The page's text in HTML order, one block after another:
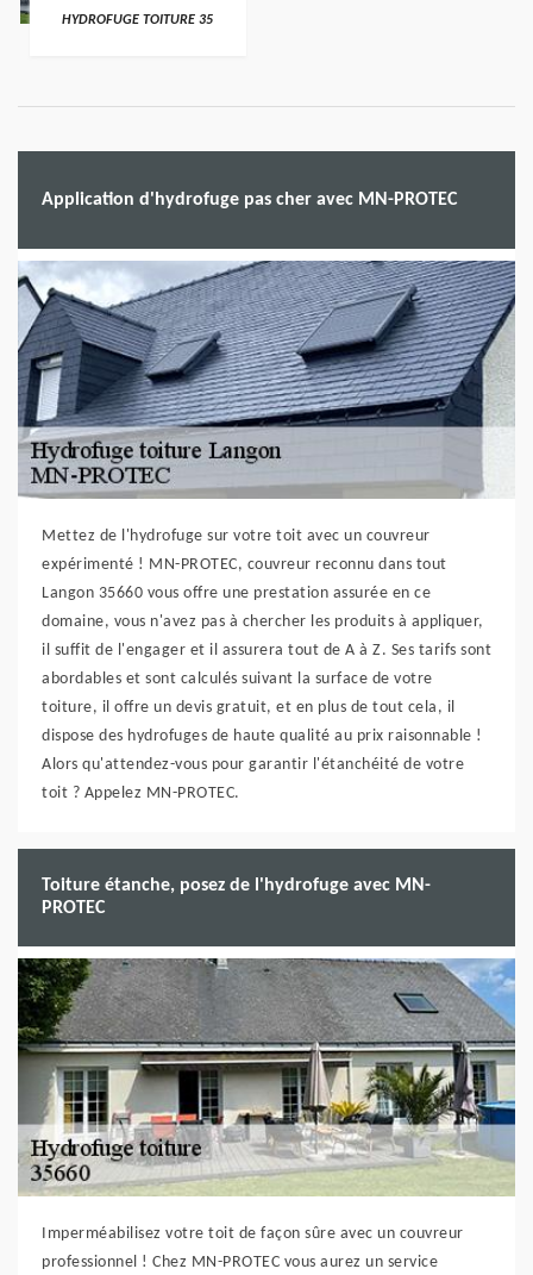
HYDROFUGE TOITURE 35
Application d'hydrofuge pas cher avec MN-PROTEC
Mettez de l'hydrofuge sur votre toit avec un couvreur
expérimenté ! MN-PROTEC, couvreur reconnu dans tout
Langon 35660 vous offre une prestation assurée en ce
domaine, vous n'avez pas à chercher les produits à appliquer,
il suffit de l'engager et il assurera tout de A à Z. Ses tarifs sont
abordables et sont calculés suivant la surface de votre
toiture, il offre un devis gratuit, et en plus de tout cela, il
dispose des hydrofuges de haute qualité au prix raisonnable !
Alors qu'attendez-vous pour garantir l'étanchéité de votre
toit ? Appelez MN-PROTEC.
Toiture étanche, posez de l'hydrofuge avec MN-
PROTEC
Imperméabilisez votre toit de façon sûre avec un couvreur
professionnel ! Chez MN-PROTEC vous aurez un service